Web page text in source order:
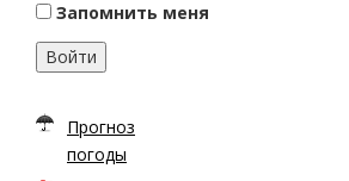
Запомнить меня
Войти
Прогноз
погоды